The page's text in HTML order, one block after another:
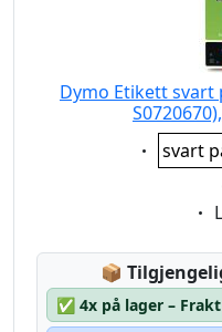
Dymo Etikett svart
svart
📦
✅ 4x på lager –